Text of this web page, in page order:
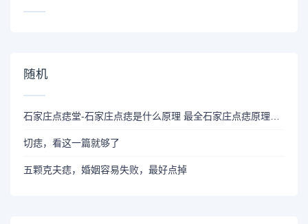
随机
切痣，看这一篇就够了
五颗克夫痣，婚姻容易失败，最好点掉